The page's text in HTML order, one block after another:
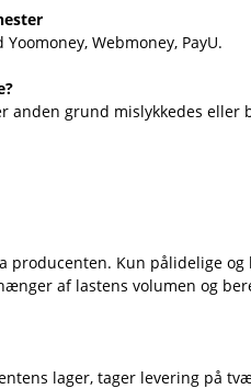
Webmoney, PayU.
anden grund mislykkedes
producenten. Kun pålidelige
af lastens volumen og
lager, tager levering på